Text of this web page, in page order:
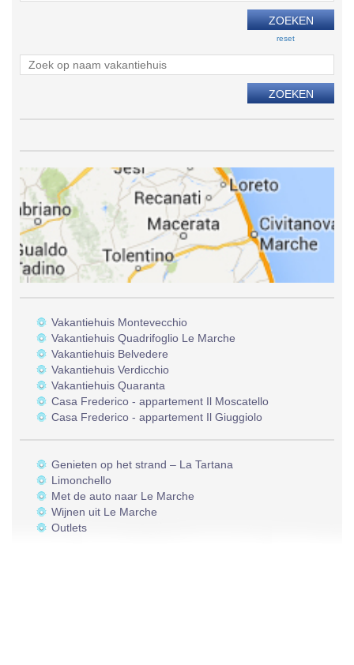
reset
Vakantiehuis Montevecchio
Vakantiehuis Quadrifoglio Le Marche
Vakantiehuis Belvedere
Vakantiehuis Verdicchio
Vakantiehuis Quaranta
Casa Frederico - appartement Il Moscatello
Casa Frederico - appartement Il Giuggiolo
Genieten op het strand – La Tartana
Limonchello
Met de auto naar Le Marche
Wijnen uit Le Marche
Outlets